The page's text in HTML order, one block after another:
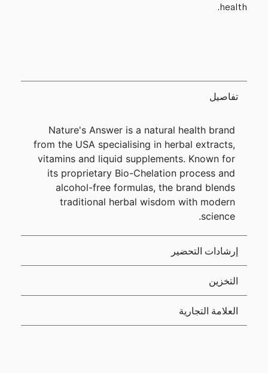
health.
تفاصيل
Nature's Answer is a natural health brand
from the USA specialising in herbal extracts,
vitamins and liquid supplements. Known for
its proprietary Bio-Chelation process and
alcohol-free formulas, the brand blends
traditional herbal wisdom with modern
science.
إرشادات التحضير
التخزين
العلامة التجارية